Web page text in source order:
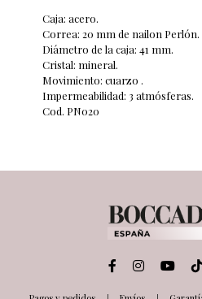
Caja: acero.
Correa: 20 mm de nailon Perlón.
Diámetro de la caja: 41 mm.
Cristal: mineral.
Movimiento: cuarzo .
Impermeabilidad: 3 atmósferas.
Cod. PN020